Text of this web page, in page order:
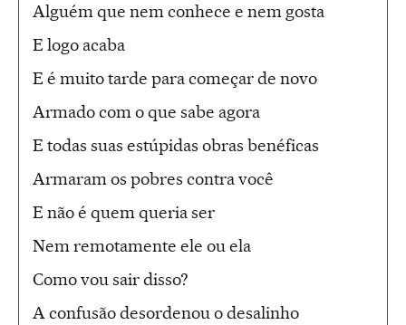
Alguém que nem conhece e nem gosta
E logo acaba
E é muito tarde para começar de novo
Armado com o que sabe agora
E todas suas estúpidas obras benéficas
Armaram os pobres contra você
E não é quem queria ser
Nem remotamente ele ou ela
Como vou sair disso?
A confusão desordenou o desalinho